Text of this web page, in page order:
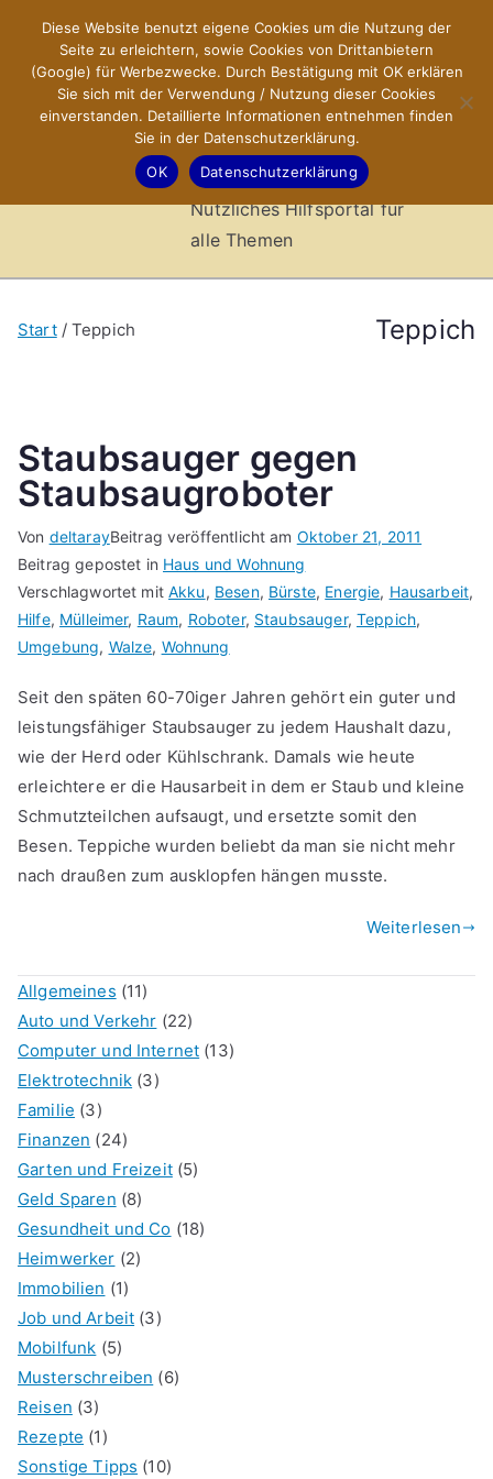
springen
X-Sites.de
–
Hilfsportal
Nützliches Hilfsportal für
alle Themen
Teppich
Start Teppich
Staubsauger gegen
Staubsaugroboter
Von deltarayBeitrag veröffentlicht am Oktober 21, 2011
Beitrag gepostet in Haus und Wohnung
Verschlagwortet mitAkku, Besen, Bürste, Energie, Hausarbeit,
Hilfe, Mülleimer, Raum, Roboter, Staubsauger, Teppich,
Umgebung, Walze, Wohnung
Seit den späten 60-70iger Jahren gehört ein guter und
leistungsfähiger Staubsauger zu jedem Haushalt dazu,
wie der Herd oder Kühlschrank. Damals wie heute
erleichtere er die Hausarbeit in dem er Staub und kleine
Schmutzteilchen aufsaugt, und ersetzte somit den
Besen. Teppiche wurden beliebt da man sie nicht mehr
nach draußen zum ausklopfen hängen musste.
Weiterlesen
Allgemeines (11)
Auto und Verkehr (22)
Computer und Internet (13)
Elektrotechnik (3)
Familie (3)
Finanzen (24)
Garten und Freizeit(5)
Geld Sparen (8)
Gesundheit und Co (18)
Heimwerker (2)
Immobilien (1)
Job und Arbeit (3)
Mobilfunk (5)
Musterschreiben (6)
Reisen (3)
Rezepte (1)
Sonstige Tipps (10)
Diese Website benutzt eigene Cookies um die Nutzung der
Seite zu erleichtern, sowie Cookies von Drittanbietern
(Google) für Werbezwecke. Durch Bestätigung mit OK erklären
Sie sich mit der Verwendung / Nutzung dieser Cookies
einverstanden. Detaillierte Informationen entnehmen finden
Sie in der Datenschutzerklärung.
OK
Datenschutzerklärung